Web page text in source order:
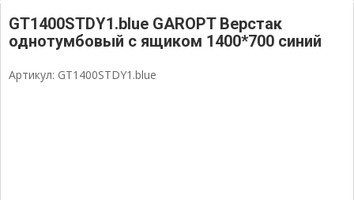
GT1400STDY1.blue GAROPT Верстак
однотумбовый с ящиком 1400*700 синий
Артикул: GT1400STDY1.blue